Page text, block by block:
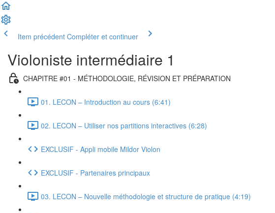
Item précédent Compléter et continuer
Violoniste intermédiaire 1
CHAPITRE #01 - MÉTHODOLOGIE, RÉVISION ET PRÉPARATION
01. LECON – Introduction au cours (6:41)
02. LECON – Utiliser nos partitions interactives (6:28)
EXCLUSIF - Appli mobile Mildor Violon
EXCLUSIF - Partenaires principaux
03. LECON – Nouvelle méthodologie et structure de pratique (4:19)